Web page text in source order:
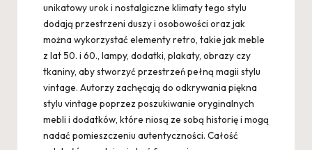
unikatowy urok i nostalgiczne klimaty tego stylu
dodają przestrzeni duszy i osobowości oraz jak
można wykorzystać elementy retro, takie jak meble
z lat 50. i 60., lampy, dodatki, plakaty, obrazy czy
tkaniny, aby stworzyć przestrzeń pełną magii stylu
vintage. Autorzy zachęcają do odkrywania piękna
stylu vintage poprzez poszukiwanie oryginalnych
mebli i dodatków, które niosą ze sobą historię i mogą
nadać pomieszczeniu autentyczności. Całość